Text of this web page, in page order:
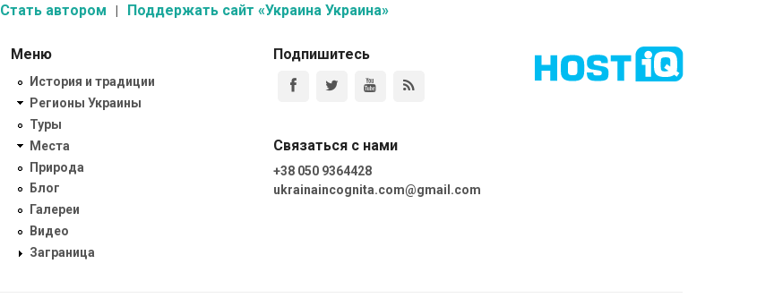
Стать автором Поддержать сайт «Украина Украина»
Меню
История и традиции
Регионы Украины
Туры
Места
Природа
Блог
Галереи
Видео
Заграница
Подпишитесь
Связаться с нами
+38 050 9364428
ukrainaincognita.com@gmail.com